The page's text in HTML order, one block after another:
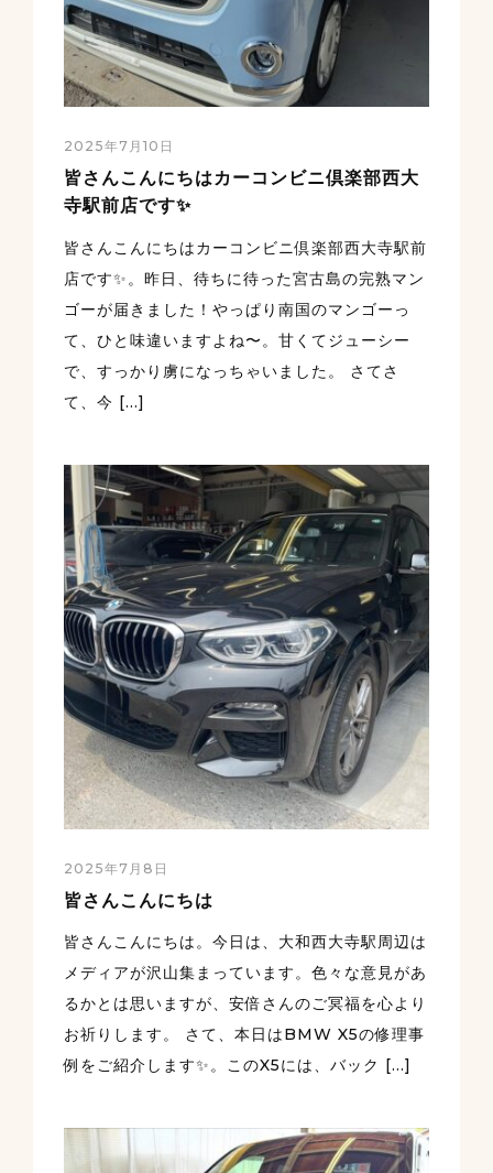
2025年7月10日
皆さんこんにちはカーコンビニ倶楽部西大
寺駅前店です✨
皆さんこんにちはカーコンビニ倶楽部西大寺駅前
店です✨。昨日、待ちに待った宮古島の完熟マン
ゴーが届きました！やっぱり南国のマンゴーっ
て、ひと味違いますよね〜。甘くてジューシー
で、すっかり虜になっちゃいました。 さてさ
て、今 […]
2025年7月8日
皆さんこんにちは
皆さんこんにちは。今日は、大和西大寺駅周辺は
メディアが沢山集まっています。色々な意見があ
るかとは思いますが、安倍さんのご冥福を心より
お祈りします。 さて、本日はBMW X5の修理事
例をご紹介します✨。このX5には、バック […]